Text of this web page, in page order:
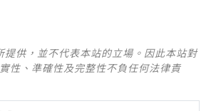
提供，並不代表本站的立場。因此本站對
性、準確性及完整性不負任何法律責